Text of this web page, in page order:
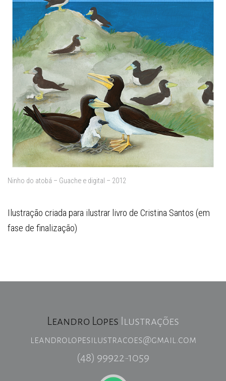
Ninho do atobá – Guache e digital – 2012
Ilustração criada para ilustrar livro de Cristina Santos (em
fase de finalização)
Leandro Lopes Ilustrações
leandrolopesilustracoes@gmail.com
(48) 99922-1059